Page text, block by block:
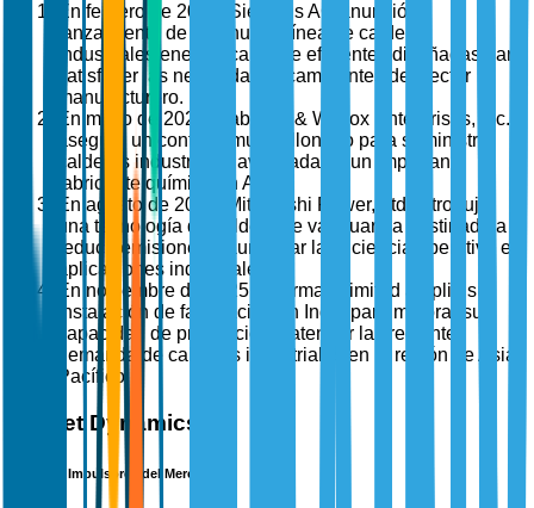
En febrero de 2025, Siemens AG anunció el
lanzamiento de una nueva línea de calderas
industriales energéticamente eficientes diseñadas para
satisfacer las necesidades cambiantes del sector
manufacturero.
En mayo de 2025, Babcock & Wilcox Enterprises, Inc.
aseguró un contrato multimillonario para suministrar
calderas industriales avanzadas a un importante
fabricante químico en Asia.
En agosto de 2025, Mitsubishi Power, Ltd. introdujo
una tecnología de caldera de vanguardia destinada a
reducir emisiones y aumentar la eficiencia operativa en
aplicaciones industriales.
En noviembre de 2025, Thermax Limited amplió su
instalación de fabricación en India para mejorar su
capacidad de producción y atender la creciente
demanda de calderas industriales en la región de Asia-
Pacífico.
Market Dynamics
Factores Impulsores del Mercado